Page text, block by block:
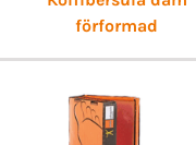
förformad